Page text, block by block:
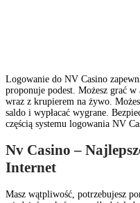
Logowanie do NV Casino
proponuje podest. Możesz grać
wraz z krupierem na żywo.
saldo i wypłacać wygrane.
częścią systemu logowania NV
Nv Casino –
Internet
Masz wątpliwość, potrzebujesz